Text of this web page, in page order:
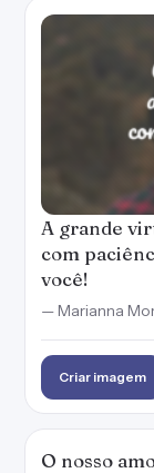
A grande
com
você!
— Marianna
Criar imagem
O nosso